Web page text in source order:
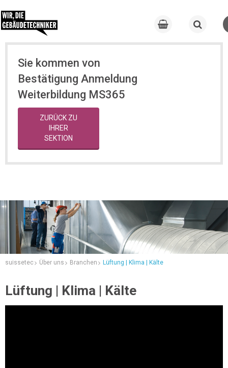
Sie kommen von
Bestätigung Anmeldung
Weiterbildung MS365
ZURÜCK ZU
IHRER
SEKTION
suissetec Über uns Branchen Lüftung | Klima | Kälte
Lüftung | Klima | Kälte